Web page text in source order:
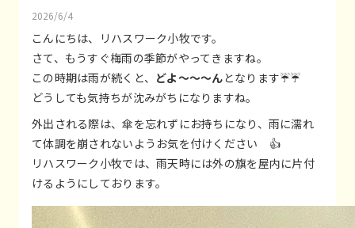
2026/6/4
こんにちは、リハスワーク小牧です。
さて、もうすぐ梅雨の季節がやってきますね。
この時期は雨が続くと、 どよ～～～んとなります☔☔
どうしても気持ちが沈みがちになりますね。
外出される際は、傘を忘れずにお持ちになり、雨に濡れ
て体調を崩されないようお気を付けください 👍
リハスワーク小牧では、雨天時には外の旗を屋内に片付
けるようにしております。